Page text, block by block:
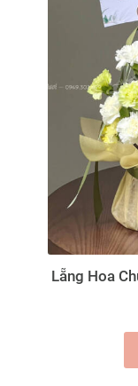
Lẵng Hoa